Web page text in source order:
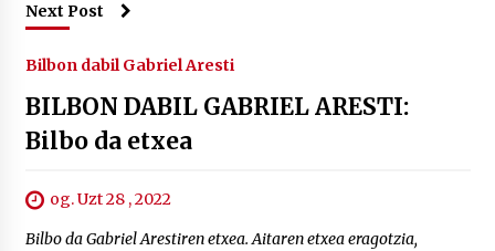
Next Post
Bilbon dabil Gabriel Aresti
BILBON DABIL GABRIEL ARESTI:
Bilbo da etxea
og. Uzt 28 , 2022
Bilbo da Gabriel Arestiren etxea. Aitaren etxea eragotzia,